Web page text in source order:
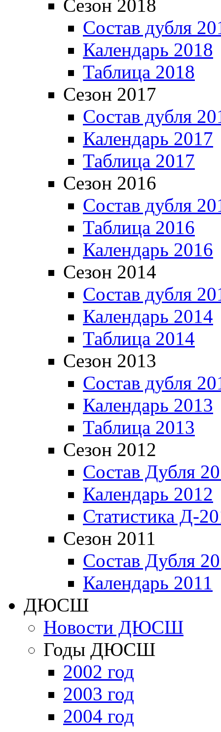
Сезон 2018
Состав дубля
Календарь 2018
Таблица 2018
Сезон 2017
Состав дубля
Календарь 2017
Таблица 2017
Сезон 2016
Состав дубля
Таблица 2016
Календарь 2016
Сезон 2014
Состав дубля
Календарь 2014
Таблица 2014
Сезон 2013
Состав дубля
Календарь 2013
Таблица 2013
Сезон 2012
Состав Дубля
Календарь 2012
Статистика Д-
Сезон 2011
Состав Дубля
Календарь 2011
ДЮСШ
Новости ДЮСШ
Годы ДЮСШ
2002 год
2003 год
2004 год